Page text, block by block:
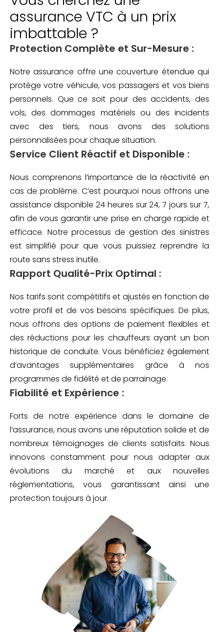
assurance VTC à un prix
imbattable ?
Protection Complète et Sur-Mesure :
Notre assurance offre une couverture étendue qui
protège votre véhicule, vos passagers et vos biens
personnels. Que ce soit pour des accidents, des
vols, des dommages matériels ou des incidents
avec des tiers, nous avons des solutions
personnalisées pour chaque situation.
Service Client Réactif et Disponible :
Nous comprenons l’importance de la réactivité en
cas de problème. C’est pourquoi nous offrons une
assistance disponible 24 heures sur 24, 7 jours sur 7,
afin de vous garantir une prise en charge rapide et
efficace. Notre processus de gestion des sinistres
est simplifié pour que vous puissiez reprendre la
route sans stress inutile.
Rapport Qualité-Prix Optimal :
Nos tarifs sont compétitifs et ajustés en fonction de
votre profil et de vos besoins spécifiques. De plus,
nous offrons des options de paiement flexibles et
des réductions pour les chauffeurs ayant un bon
historique de conduite. Vous bénéficiez également
d’avantages supplémentaires grâce à nos
programmes de fidélité et de parrainage.
Fiabilité et Expérience :
Forts de notre expérience dans le domaine de
l’assurance, nous avons une réputation solide et de
nombreux témoignages de clients satisfaits. Nous
innovons constamment pour nous adapter aux
évolutions du marché et aux nouvelles
réglementations, vous garantissant ainsi une
protection toujours à jour.